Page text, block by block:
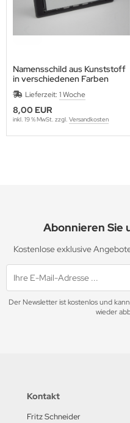
Namensschild aus Kunststoff
in verschiedenen Farben
Lieferzeit: 1 Woche
8,00 EUR
inkl. 19 % MwSt. zzgl. Versandkosten
Abonnieren Sie
Kostenlose exklusive
Der Newsletter ist kostenlos und
wieder
Kontakt
Fritz Schneider